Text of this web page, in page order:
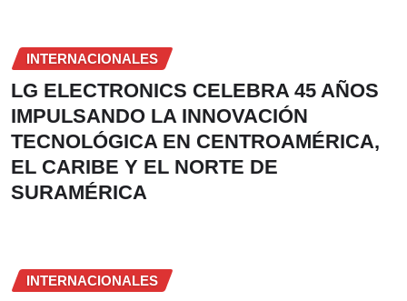
INTERNACIONALES
LG ELECTRONICS CELEBRA 45 AÑOS
IMPULSANDO LA INNOVACIÓN
TECNOLÓGICA EN CENTROAMÉRICA,
EL CARIBE Y EL NORTE DE
SURAMÉRICA
INTERNACIONALES